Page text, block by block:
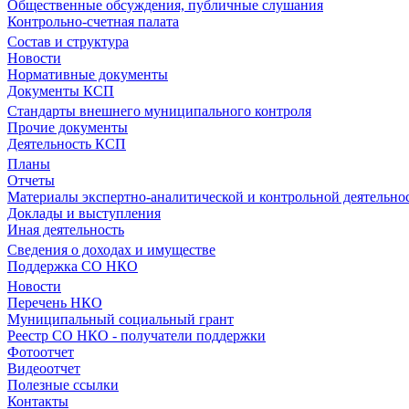
Общественные обсуждения, публичные слушания
Контрольно-счетная палата
Состав и структура
Новости
Нормативные документы
Документы КСП
Стандарты внешнего муниципального контроля
Прочие документы
Деятельность КСП
Планы
Отчеты
Материалы экспертно-аналитической и контрольной
Доклады и выступления
Иная деятельность
Сведения о доходах и имуществе
Поддержка СО НКО
Новости
Перечень НКО
Муниципальный социальный грант
Реестр СО НКО - получатели поддержки
Фотоотчет
Видеоотчет
Полезные ссылки
Контакты